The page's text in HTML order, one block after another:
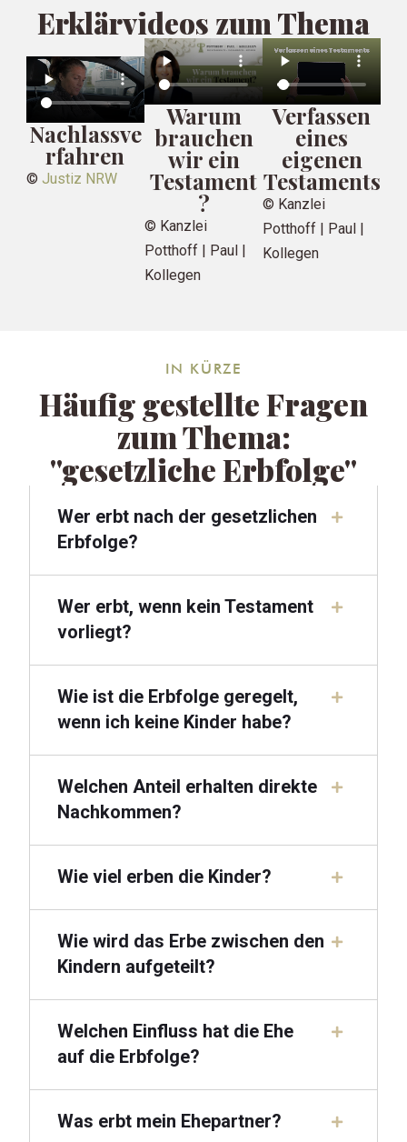
Erklärvideos zum Thema
Nachlassve
rfahren
© Justiz NRW
Warum
brauchen
wir ein
Testament
?
© Kanzlei
Potthoff | Paul |
Kollegen
Verfassen
eines
eigenen
Testaments
© Kanzlei
Potthoff | Paul |
Kollegen
IN KÜRZE
Häufig gestellte Fragen
zum Thema:
"gesetzliche Erbfolge"
Wer erbt nach der gesetzlichen
Erbfolge?
Wer erbt, wenn kein Testament
vorliegt?
Wie ist die Erbfolge geregelt,
wenn ich keine Kinder habe?
Welchen Anteil erhalten direkte
Nachkommen?
Wie viel erben die Kinder?
Wie wird das Erbe zwischen den
Kindern aufgeteilt?
Welchen Einfluss hat die Ehe
auf die Erbfolge?
Was erbt mein Ehepartner?